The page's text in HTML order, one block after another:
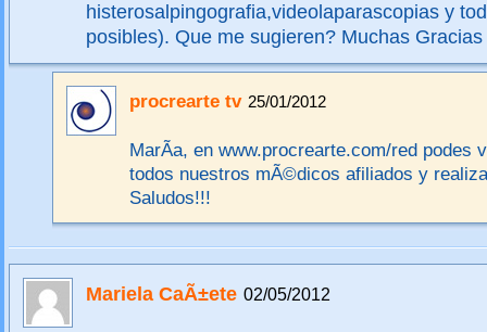
histerosalpingografia,videolaparascopias y
posibles). Que me sugieren? Muchas Gracias
procrearte tv 25/01/2012
MarÃ­a, en www.procrearte.com/red podes
todos nuestros mÃ©dicos afiliados y
Saludos!!!
Mariela CaÃ±ete 02/05/2012